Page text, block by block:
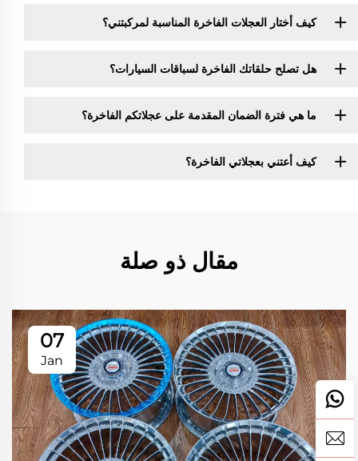
كيف أختار العجلات الفاخرة المناسبة لمركبتني؟
هل تصلح حلقاتك الفاخرة لسباقات السيارات؟
ما هي فترة الضمان المقدمة على عجلاتكم الفاخرة؟
كيف أعتني بعجلاتي الفاخرة؟
مقال ذو صلة
07
Jan